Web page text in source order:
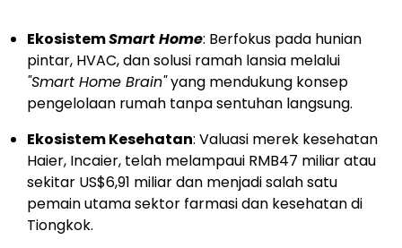
EkosistemSmart Home: Berfokus pada hunian
pintar, HVAC, dan solusi ramah lansia melalui
"Smart Home Brain"yang mendukung konsep
pengelolaan rumah tanpa sentuhan langsung.
Ekosistem Kesehatan: Valuasi merek kesehatan
Haier, Incaier, telah melampaui RMB47 miliar atau
sekitar US$6,91 miliar dan menjadi salah satu
pemain utama sektor farmasi dan kesehatan di
Tiongkok.